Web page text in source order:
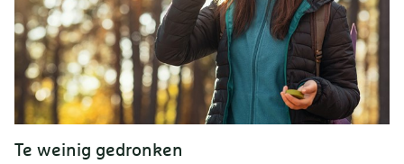
Te weinig gedronken